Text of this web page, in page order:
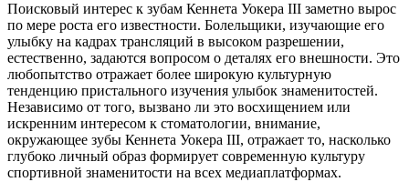
Поисковый интерес к зубам Кеннета Уокера III заметно вырос
по мере роста его известности. Болельщики, изучающие его
улыбку на кадрах трансляций в высоком разрешении,
естественно, задаются вопросом о деталях его внешности. Это
любопытство отражает более широкую культурную
тенденцию пристального изучения улыбок знаменитостей.
Независимо от того, вызвано ли это восхищением или
искренним интересом к стоматологии, внимание,
окружающее зубы Кеннета Уокера III, отражает то, насколько
глубоко личный образ формирует современную культуру
спортивной знаменитости на всех медиаплатформах.